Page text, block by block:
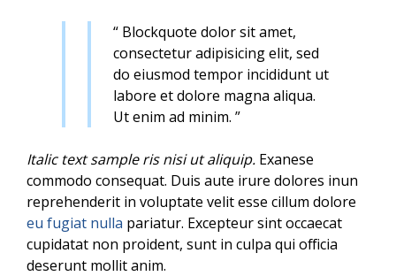
“ Blockquote dolor sit amet,
consectetur adipisicing elit, sed
do eiusmod tempor incididunt ut
labore et dolore magna aliqua.
Ut enim ad minim. ”
Italic text sample ris nisi ut aliquip. Exanese
commodo consequat. Duis aute irure dolores inun
reprehenderit in voluptate velit esse cillum dolore
eu fugiat nulla pariatur. Excepteur sint occaecat
cupidatat non proident, sunt in culpa qui officia
deserunt mollit anim.